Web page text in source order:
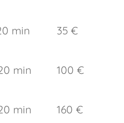
min
35 €
min
100 €
min
160 €